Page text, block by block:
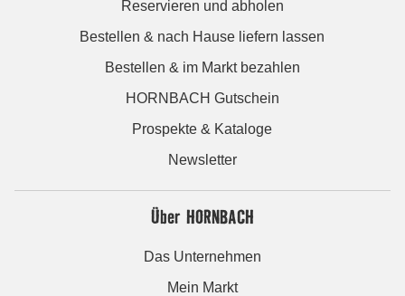
Reservieren und abholen
Bestellen & nach Hause liefern lassen
Bestellen & im Markt bezahlen
HORNBACH Gutschein
Prospekte & Kataloge
Newsletter
Über HORNBACH
Das Unternehmen
Mein Markt